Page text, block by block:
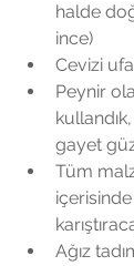
halde
ince)
Cevizi
Peynir
gayet
Tüm
Ağız